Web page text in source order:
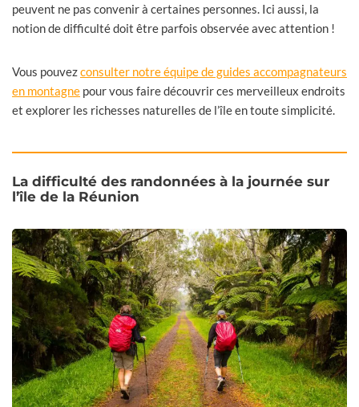
peuvent ne pas convenir à certaines personnes. Ici aussi, la
notion de difficulté doit être parfois observée avec attention !
Vous pouvezconsulter notre équipe de guides accompagnateurs
en montagne pour vous faire découvrir ces merveilleux endroits
et explorer les richesses naturelles de l’île en toute simplicité.
La difficulté des randonnées à la journée sur
l’île de la Réunion